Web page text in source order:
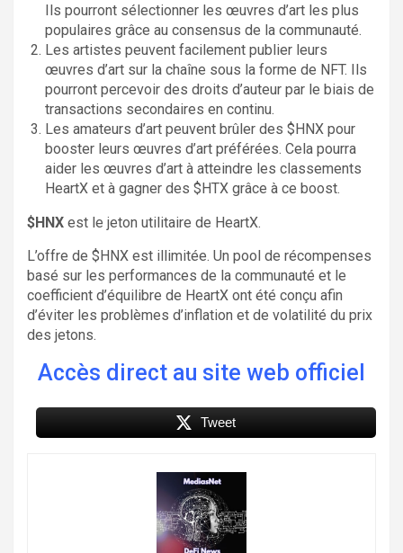
Ils pourront sélectionner les œuvres d’art les plus
populaires grâce au consensus de la communauté.
Les artistes peuvent facilement publier leurs
œuvres d’art sur la chaîne sous la forme de NFT. Ils
pourront percevoir des droits d’auteur par le biais de
transactions secondaires en continu.
Les amateurs d’art peuvent brûler des $HNX pour
booster leurs œuvres d’art préférées. Cela pourra
aider les œuvres d’art à atteindre les classements
HeartX et à gagner des $HTX grâce à ce boost.
$HNX est le jeton utilitaire de HeartX.
L’offre de $HNX est illimitée. Un pool de récompenses
basé sur les performances de la communauté et le
coefficient d’équilibre de HeartX ont été conçu afin
d’éviter les problèmes d’inflation et de volatilité du prix
des jetons.
Accès direct au site web officiel
Tweet